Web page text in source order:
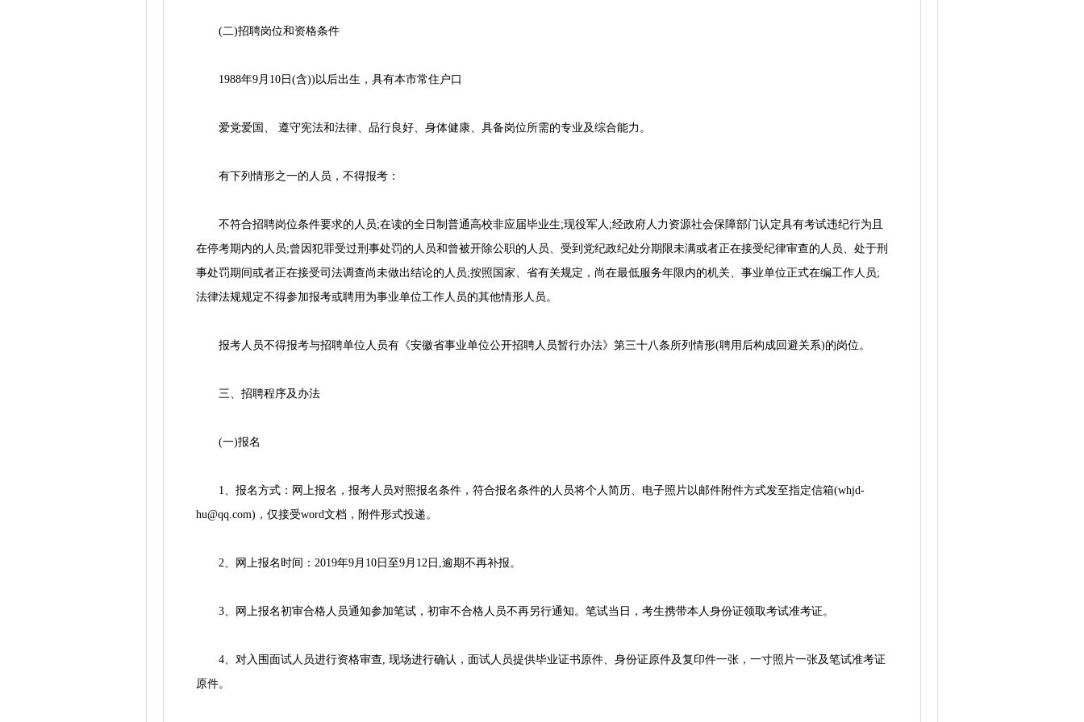
(二)招聘岗位和资格条件
1988年9月10日(含))以后出生，具有本市常住户口
爱党爱国、 遵守宪法和法律、品行良好、身体健康、具备岗位所需的专业及综合能力。
有下列情形之一的人员，不得报考：
不符合招聘岗位条件要求的人员;在读的全日制普通高校非应届毕业生;现役军人;经政府人力资源社会保障部门认定具有考试违纪行为且
在停考期内的人员;曾因犯罪受过刑事处罚的人员和曾被开除公职的人员、受到党纪政纪处分期限未满或者正在接受纪律审查的人员、处于刑
事处罚期间或者正在接受司法调查尚未做出结论的人员;按照国家、省有关规定，尚在最低服务年限内的机关、事业单位正式在编工作人员;
法律法规规定不得参加报考或聘用为事业单位工作人员的其他情形人员。
报考人员不得报考与招聘单位人员有《安徽省事业单位公开招聘人员暂行办法》第三十八条所列情形(聘用后构成回避关系)的岗位。
三、招聘程序及办法
(一)报名
1、报名方式：网上报名，报考人员对照报名条件，符合报名条件的人员将个人简历、电子照片以邮件附件方式发至指定信箱(whjd-
hu@qq.com)，仅接受word文档，附件形式投递。
2、网上报名时间：2019年9月10日至9月12日,逾期不再补报。
3、网上报名初审合格人员通知参加笔试，初审不合格人员不再另行通知。笔试当日，考生携带本人身份证领取考试准考证。
4、对入围面试人员进行资格审查, 现场进行确认，面试人员提供毕业证书原件、身份证原件及复印件一张，一寸照片一张及笔试准考证
原件。